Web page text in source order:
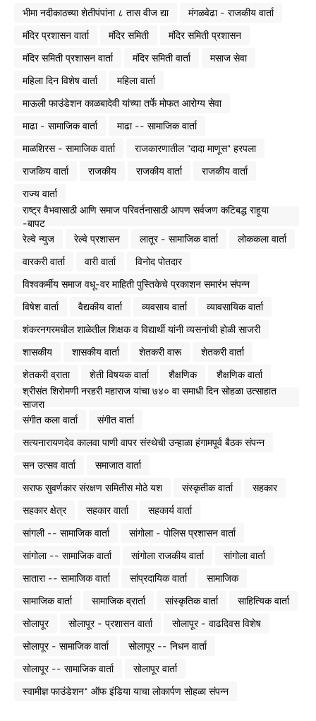
भीमा नदीकाठच्या शेतीपंपांना ८ तास वीज द्या
मंगळवेढा - राजकीय वार्ता
मंदिर प्रशासन वार्ता
मंदिर समिती
मंदिर समिती प्रशासन
मंदिर समिती प्रशासन वार्ता
मंदिर समिती वार्ता
मसाज सेवा
महिला दिन विशेष वार्ता
महिला वार्ता
माऊली फाउंडेशन काळबादेवी यांच्या तर्फे मोफत आरोग्य सेवा
माढा - सामाजिक वार्ता
माढा -- सामाजिक वार्ता
माळशिरस - सामाजिक वार्ता
राजकारणातील "दादा माणूस" हरपला
राजकिय वार्ता
राजकीय राजकीय वार्ता
राजकीय वार्ता
राज्य वार्ता
राष्ट्र वैभवासाठी आणि समाज परिवर्तनासाठी आपण सर्वजण कटिबद्ध राहूया
-बापट
रेल्वे न्युज
रेल्वे प्रशासन लातूर - सामाजिक वार्ता
लोककला वार्ता
वारकरी वार्ता
वारी वार्ता
विनोद पोतदार
विश्वकर्मीय समाज वधू-वर माहिती पुस्तिकेचे प्रकाशन समारंभ संपन्न
विषेश वार्ता
वैद्यकीय वार्ता व्यवसाय वार्ता
व्यावसायिक वार्ता
शंकरनगरमधील शाळेतील शिक्षक व विद्यार्थी यांनी व्यसनांची होळी साजरी
शासकीय
शासकीय वार्ता शेतकरी वारू
शेतकरी वार्ता
शेतकरी व्राता
शेती विषयक वार्ता शैक्षणिक
शैक्षणिक वार्ता
श्रीसंत शिरोमणी नरहरी महाराज यांचा ७४० वा समाधी दिन सोहळा उत्साहात
साजरा
संगीत कला वार्ता
संगीत वार्ता
सत्यनारायणदेव कालवा पाणी वापर संस्थेची उन्हाळा हंगामपूर्व बैठक संपन्न
सन उत्सव वार्ता
समाजात वार्ता
सराफ सुवर्णकार संरक्षण समितीस मोठे यश
संस्कृतीक वार्ता
सहकार
सहकार क्षेत्र
सहकार वार्ता
सहकार्य वार्ता
सांगली -- सामाजिक वार्ता
सांगोला - पोलिस प्रशासन वार्ता
सांगोला -- सामाजिक वार्ता
सांगोला राजकीय वार्ता
सांगोला वार्ता
सातारा -- सामाजिक वार्ता
सांप्रदायिक वार्ता
सामाजिक
सामाजिक वार्ता
सामाजिक व्रार्ता सांस्कृतिक वार्ता
साहित्यिक वार्ता
सोलापूर
सोलापूर - प्रशासन वार्ता
सोलापूर - वाढदिवस विशेष
सोलापूर - सामाजिक वार्ता
सोलापूर -- निधन वार्ता
सोलापूर -- सामाजिक वार्ता
सोलापूर वार्ता
स्वामीज्ञ फाउंडेशन* ऑफ इंडिया याचा लोकार्पण सोहळा संपन्न